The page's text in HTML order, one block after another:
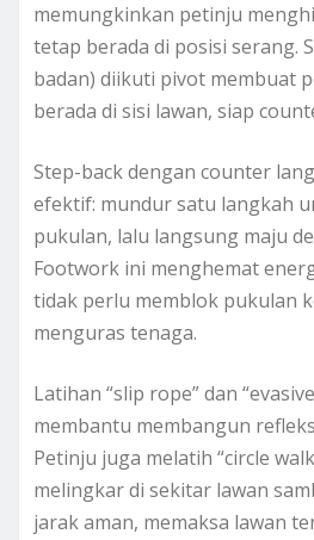
memungkinkan petinju
tetap berada di posisi serang.
badan) diikuti pivot membuat
berada di sisi lawan, siap
Step-back dengan counter
efektif: mundur satu langkah
pukulan, lalu langsung maju
Footwork ini menghemat
tidak perlu memblok pukulan
menguras tenaga.
Latihan “slip rope” dan
membantu membangun
Petinju juga melatih “circle
melingkar di sekitar lawan
jarak aman, memaksa lawan